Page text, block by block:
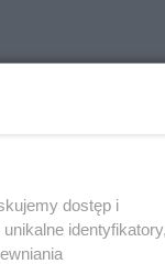
dostęp i
identyfikatory,